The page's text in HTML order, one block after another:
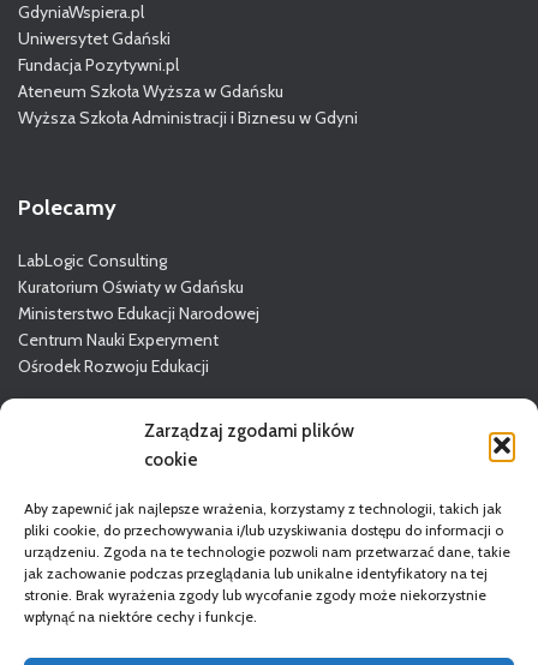
Zarządzaj zgodami plików
cookie
Aby zapewnić jak najlepsze wrażenia, korzystamy z technologii, takich jak
pliki cookie, do przechowywania i/lub uzyskiwania dostępu do informacji o
urządzeniu. Zgoda na te technologie pozwoli nam przetwarzać dane, takie
jak zachowanie podczas przeglądania lub unikalne identyfikatory na tej
stronie. Brak wyrażenia zgody lub wycofanie zgody może niekorzystnie
wpłynąć na niektóre cechy i funkcje.
GdyniaWspiera.pl
Uniwersytet Gdański
Fundacja Pozytywni.pl
Ateneum Szkoła Wyższa w Gdańsku
Wyższa Szkoła Administracji i Biznesu w Gdyni
Polecamy
LabLogic Consulting
Kuratorium Oświaty w Gdańsku
Ministerstwo Edukacji Narodowej
Centrum Nauki Experyment
Ośrodek Rozwoju Edukacji
Więcej o GODN